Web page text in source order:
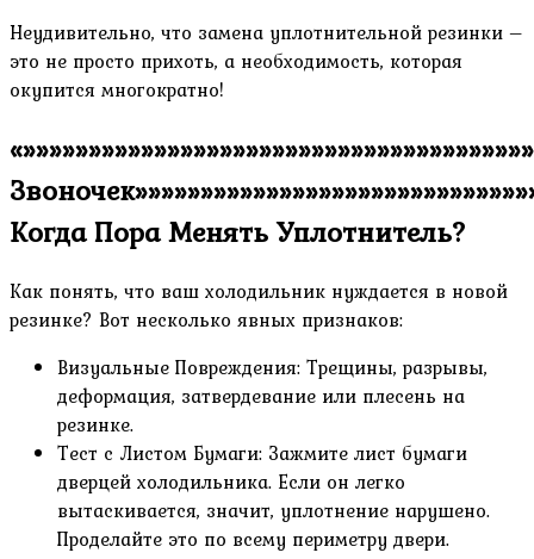
Неудивительно, что замена уплотнительной резинки –
это не просто прихоть, а необходимость, которая
окупится многократно!
Когда Пора Менять Уплотнитель?
Как понять, что ваш холодильник нуждается в новой
резинке? Вот несколько явных признаков:
Визуальные Повреждения: Трещины, разрывы,
деформация, затвердевание или плесень на
резинке.
Тест с Листом Бумаги: Зажмите лист бумаги
дверцей холодильника. Если он легко
вытаскивается, значит, уплотнение нарушено.
Проделайте это по всему периметру двери.